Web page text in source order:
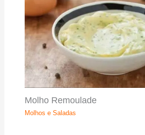
Molho Remoulade
Molhos e Saladas